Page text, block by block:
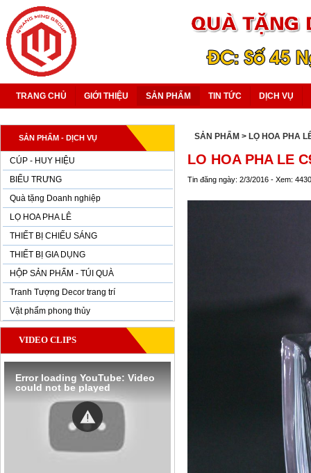
TRANG CHỦ GIỚI THIỆU SẢN PHẨM TIN TỨC DỊCH VỤ
SẢN PHẨM - DỊCH VỤ
CÚP - HUY HIỆU
BIỂU TRƯNG
Quà tặng Doanh nghiệp
LỌ HOA PHA LÊ
THIẾT BỊ CHIẾU SÁNG
THIẾT BỊ GIA DỤNG
HỘP SẢN PHẨM - TÚI QUÀ
Tranh Tượng Decor trang trí
Vật phẩm phong thủy
VIDEO CLIPS
Error loading YouTube: Video
could not be played
SẢN PHẨM > LỌ HOA PHA
LO HOA PHA LE
Tin đăng ngày: 2/3/2016 - Xem: 4430